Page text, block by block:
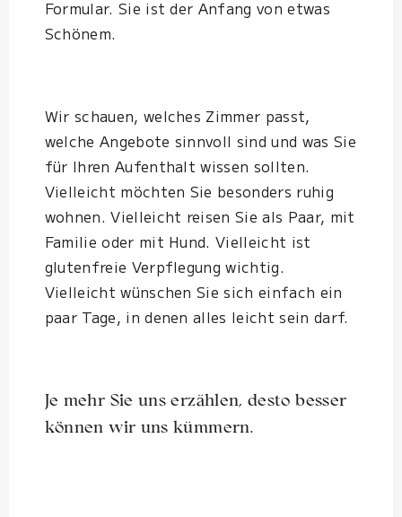
Formular. Sie ist der Anfang von etwas
Schönem.
Wir schauen, welches Zimmer passt,
welche Angebote sinnvoll sind und was Sie
für Ihren Aufenthalt wissen sollten.
Vielleicht möchten Sie besonders ruhig
wohnen. Vielleicht reisen Sie als Paar, mit
Familie oder mit Hund. Vielleicht ist
glutenfreie Verpflegung wichtig.
Vielleicht wünschen Sie sich einfach ein
paar Tage, in denen alles leicht sein darf.
Je mehr Sie uns erzählen, desto besser
können wir uns kümmern.